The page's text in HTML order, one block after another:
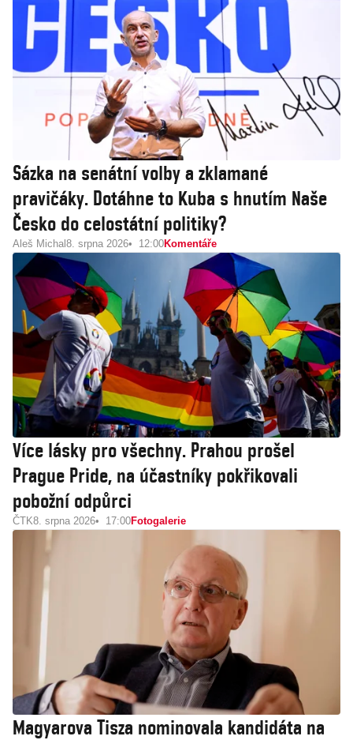
Sázka na senátní volby a zklamané
pravičáky. Dotáhne to Kuba s hnutím Naše
Česko do celostátní politiky?
Aleš Michal 8. srpna 2026 12:00Komentáře
Více lásky pro všechny. Prahou prošel
Prague Pride, na účastníky pokřikovali
pobožní odpůrci
ČTK8. srpna 2026 17:00Fotogalerie
Magyarova Tisza nominovala kandidáta na